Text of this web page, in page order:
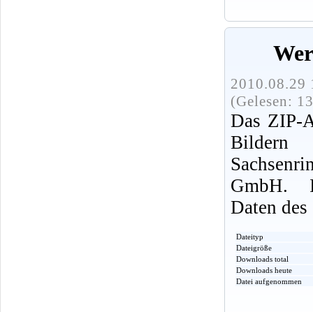
2010.08.29
(Gelesen:
Das ZIP-
Bildern
GmbH.
Daten
Dateityp
Dateigröße
Downloads total
Downloads heute
Datei aufgenommen